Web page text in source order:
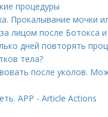
процедуры
Прокалывание мочки
лицом после Ботокса
дней повторять
тела?
после уколов.
APP - Article Actions